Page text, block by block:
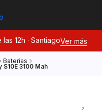
12h · SantiagoVer más
Baterias
3100 Mah